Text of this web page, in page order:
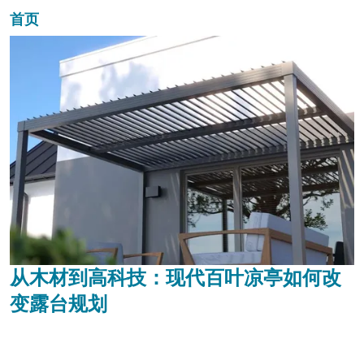
首页
从木材到高科技：现代百叶凉亭如何改
变露台规划